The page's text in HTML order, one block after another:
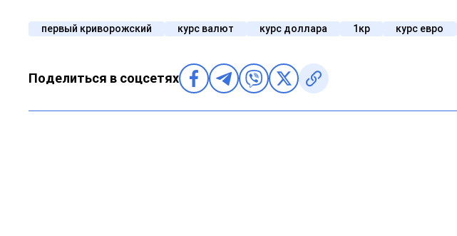
первый криворожский курс валют курс доллара 1кр курс евро
Поделиться в соцсетях